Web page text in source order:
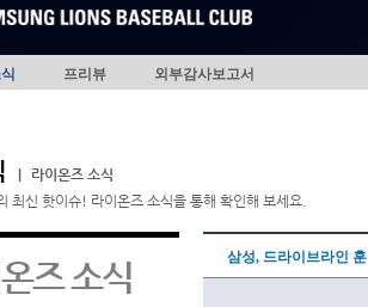
프리뷰 외부감사보고서
라이온즈 소식
최신 핫이슈! 라이온즈 소식을 통해 확인해 보세요.
즈 소식 삼성, 드라이브라인